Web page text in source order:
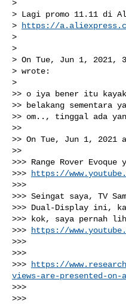
>
> Lagi promo 11.11 di
>
https://
>
>
> On Tue, Jun 1, 2021,
> wrote:
>
>> o iya bener itu
>> belakang sementara
>> om.., tinggal ada
>>
>> On Tue, Jun 1, 2021
>>
>>> Range Rover Evoque
>>>
https://
>>>
>>> Seingat saya, TV
>>> Dual-Display ini,
>>> kok, saya pernah
>>>
https://
>>>
>>>
>>>
https://
views-are-presented-on-
>>>
>>>